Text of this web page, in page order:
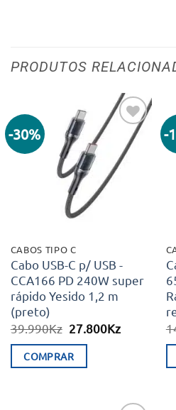
PRODUTOS
-30%
Adicionar
aos meus
desejos
CABOS TIPO C
Cabo USB-C p/ USB -
CCA166 PD 240W super
rápido Yesido 1,2 m
(preto)
39.990Kz O
original
era:
27.800KzO
COMPRAR
-